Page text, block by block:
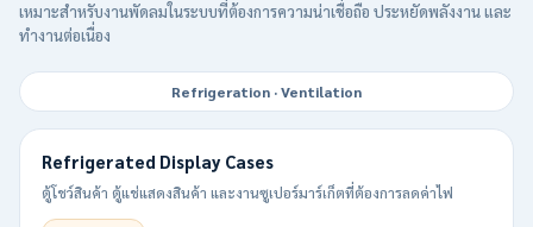
เหมาะสำหรับงานพัดลมในระบบที่ต้องการความน่าเชื่อถือ ประหยัดพลังงาน และ
ทำงานต่อเนื่อง
Refrigeration · Ventilation
Refrigerated Display Cases
ตู้โชว์สินค้า ตู้แช่แสดงสินค้า และงานซูเปอร์มาร์เก็ตที่ต้องการลดค่าไฟ